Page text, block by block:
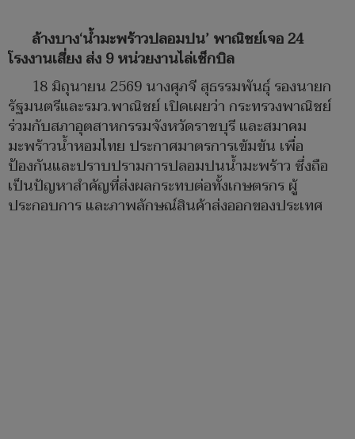
ล้างบาง‘น้ำมะพร้าวปลอมปน’ พาณิชย์เจอ 24
โรงงานเสี่ยง ส่ง 9 หน่วยงานไล่เช็กบิล
18 มิถุนายน 2569 นางศุภจี สุธรรมพันธุ์ รองนายก
รัฐมนตรีและรมว.พาณิชย์ เปิดเผยว่า กระทรวงพาณิชย์
ร่วมกับสภาอุตสาหกรรมจังหวัดราชบุรี และสมาคม
มะพร้าวน้ำหอมไทย ประกาศมาตรการเข้มข้น เพื่อ
ป้องกันและปราบปรามการปลอมปนน้ำมะพร้าว ซึ่งถือ
เป็นปัญหาสำคัญที่ส่งผลกระทบต่อทั้งเกษตรกร ผู้
ประกอบการ และภาพลักษณ์สินค้าส่งออกของประเทศ